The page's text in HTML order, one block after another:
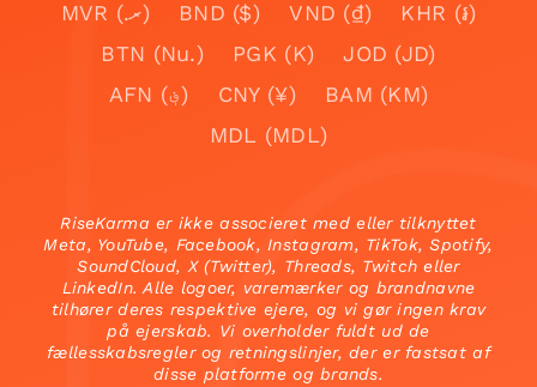
MVR (.ރ)
BND ($) VND (₫)
KHR (៛)
BTN (Nu.)
PGK (K)
JOD (JD)
AFN (؋)
CNY (¥)
BAM (KM)
MDL (MDL)
RiseKarma er ikke associeret med eller tilknyttet
Meta, YouTube, Facebook, Instagram, TikTok, Spotify,
SoundCloud, X (Twitter), Threads, Twitch eller
LinkedIn. Alle logoer, varemærker og brandnavne
tilhører deres respektive ejere, og vi gør ingen krav
på ejerskab. Vi overholder fuldt ud de
fællesskabsregler og retningslinjer, der er fastsat af
disse platforme og brands.